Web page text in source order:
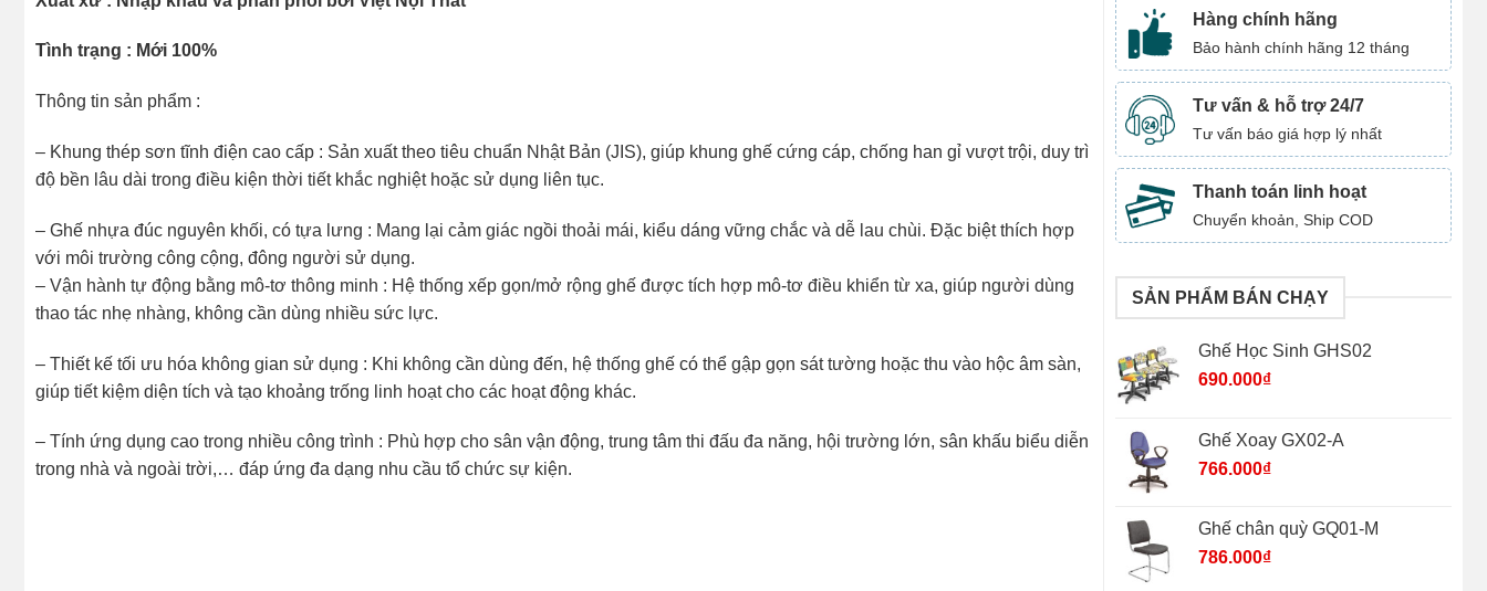
Tình trạng : Mới 100%
Thông tin sản phẩm :
– Khung thép sơn tĩnh điện cao cấp : Sản xuất theo tiêu chuẩn Nhật Bản (JIS), giúp khung ghế cứng cáp, chống han gỉ vượt trội, duy trì
độ bền lâu dài trong điều kiện thời tiết khắc nghiệt hoặc sử dụng liên tục.
– Ghế nhựa đúc nguyên khối, có tựa lưng : Mang lại cảm giác ngồi thoải mái, kiểu dáng vững chắc và dễ lau chùi. Đặc biệt thích hợp
với môi trường công cộng, đông người sử dụng.
– Vận hành tự động bằng mô-tơ thông minh : Hệ thống xếp gọn/mở rộng ghế được tích hợp mô-tơ điều khiển từ xa, giúp người dùng
thao tác nhẹ nhàng, không cần dùng nhiều sức lực.
– Thiết kế tối ưu hóa không gian sử dụng : Khi không cần dùng đến, hệ thống ghế có thể gập gọn sát tường hoặc thu vào hộc âm sàn,
giúp tiết kiệm diện tích và tạo khoảng trống linh hoạt cho các hoạt động khác.
– Tính ứng dụng cao trong nhiều công trình : Phù hợp cho sân vận động, trung tâm thi đấu đa năng, hội trường lớn, sân khấu biểu diễn
trong nhà và ngoài trời,… đáp ứng đa dạng nhu cầu tổ chức sự kiện.
Hàng chính hãng
Bảo hành chính hãng 12 tháng
Tư vấn & hỗ trợ 24/7
Tư vấn báo giá hợp lý nhất
Thanh toán linh hoạt
Chuyển khoản, Ship COD
SẢN PHẨM BÁN CHẠY
Ghế Học Sinh GHS02
690.000₫
Ghế Xoay GX02-A
766.000₫
Ghế chân quỳ GQ01-M
786.000₫